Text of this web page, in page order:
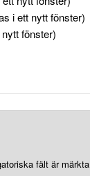
i ett nytt fönster)
fönster)
fält är märkta